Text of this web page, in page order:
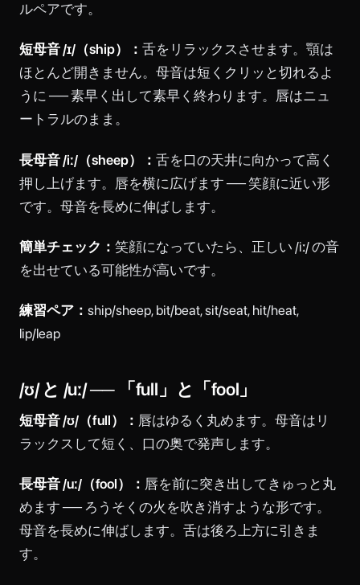
ルペアです。
短母音 /ɪ/（ship）： 舌をリラックスさせます。顎は
ほとんど開きません。母音は短くクリッと切れるよ
うに ── 素早く出して素早く終わります。唇はニュ
ートラルのまま。
長母音 /iː/（sheep）： 舌を口の天井に向かって高く
押し上げます。唇を横に広げます ── 笑顔に近い形
です。母音を長めに伸ばします。
簡単チェック： 笑顔になっていたら、正しい /iː/ の音
を出せている可能性が高いです。
練習ペア： ship/sheep, bit/beat, sit/seat, hit/heat,
lip/leap
/ʊ/ と /uː/ ── 「full」と「fool」
短母音 /ʊ/（full）： 唇はゆるく丸めます。母音はリ
ラックスして短く、口の奥で発声します。
長母音 /uː/（fool）： 唇を前に突き出してきゅっと丸
めます ── ろうそくの火を吹き消すような形です。
母音を長めに伸ばします。舌は後ろ上方に引きま
す。